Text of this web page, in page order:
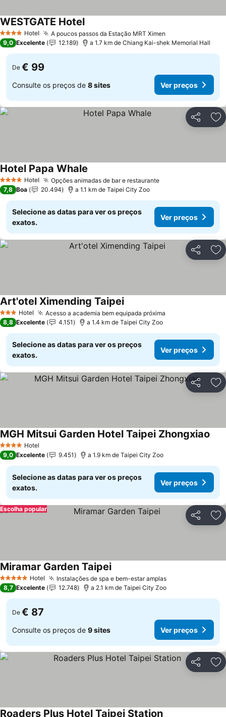
4 EstrelasHotel A poucos passos da Estação MRT Ximen
WESTGATE HotelVer preços
9,0 Excelente 12.189 a 1.7 km de Chiang Kai-shek Memorial Hall
De € 99
Consulte os preços de 8 sites Ver preços
Partilhar
4 EstrelasHotel Opções animadas de bar e restauranteVer preços
Hotel Papa Whale
7,8 Boa 20.494 a 1.1 km de Taipei City Zoo
Selecione as datas para ver os preços
exatos.
Ver preços
Partilhar
3 EstrelasHotel Acesso a academia bem equipada próxima
Art'otel Ximending TaipeiVer preços
8,8 Excelente 4.151 a 1.4 km de Taipei City Zoo
Selecione as datas para ver os preços
exatos.
Ver preços
Partilhar
4 EstrelasHotel
MGH Mitsui Garden Hotel Taipei Zhongxiao
9,0 Excelente 9.451 a 1.9 km de Taipei City Zoo
Selecione as datas para ver os preços
exatos.
Ver preços
Partilhar
Escolha popular
5 Estrelas Hotel Instalações de spa e bem-estar amplasVer preços
Miramar Garden TaipeiVer preços
8,7 Excelente 12.748 a 2.1 km de Taipei City Zoo
De € 87
Consulte os preços de 9 sites Ver preços
Partilhar
Roaders Plus Hotel Taipei Station